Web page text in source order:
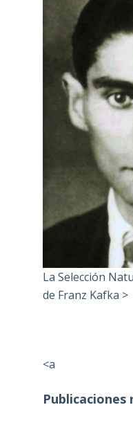
La Selección
de Franz Kafka >
<a
Publicaciones